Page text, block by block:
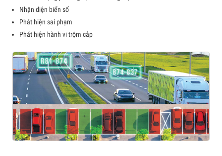
Nhận diện biển số
Phát hiện sai phạm
Phát hiện hành vi trộm cắp